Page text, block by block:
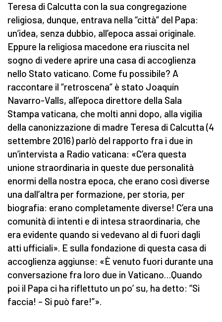
Teresa di Calcutta con la sua congregazione
religiosa, dunque, entrava nella “città” del Papa:
un’idea, senza dubbio, all’epoca assai originale.
Eppure la religiosa macedone era riuscita nel
sogno di vedere aprire una casa di accoglienza
nello Stato vaticano. Come fu possibile? A
raccontare il “retroscena” è stato Joaquín
Navarro-Valls, all’epoca direttore della Sala
Stampa vaticana, che molti anni dopo, alla vigilia
della canonizzazione di madre Teresa di Calcutta (4
settembre 2016) parlò del rapporto fra i due in
un’intervista a Radio vaticana: «C’era questa
unione straordinaria in queste due personalità
enormi della nostra epoca, che erano così diverse
una dall’altra per formazione, per storia, per
biografia: erano completamente diverse! C’era una
comunità di intenti e di intesa straordinaria, che
era evidente quando si vedevano al di fuori dagli
atti ufficiali». E sulla fondazione di questa casa di
accoglienza aggiunse: «È venuto fuori durante una
conversazione fra loro due in Vaticano…Quando
poi il Papa ci ha riflettuto un po’ su, ha detto: “Si
faccia! – Si può fare!”».